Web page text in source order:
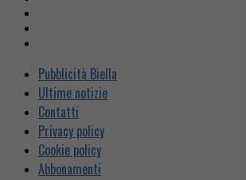
Pubblicità Biella
Ultime notizie
Contatti
Privacy policy
Cookie policy
Abbonamenti